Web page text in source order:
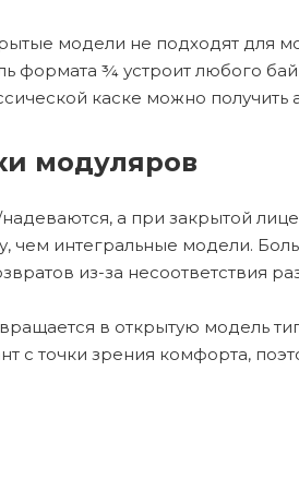
модели не подходят для
формата ¾ устроит любого
каске можно
модуляров
а при закрытой
интегральные модели.
из-за несоответствия
в открытую модель
с точки зрения комфорта,